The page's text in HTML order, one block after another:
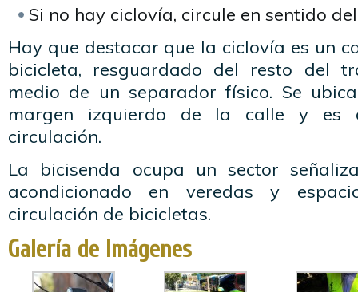
Si no hay ciclovía, circule en sentido
Hay que destacar que la ciclovía es un
bicicleta, resguardado del resto del
medio de un separador físico. Se
margen izquierdo de la calle y es
circulación.
La bicisenda ocupa un sector
acondicionado en veredas y
circulación de bicicletas.
Galería de Imágenes